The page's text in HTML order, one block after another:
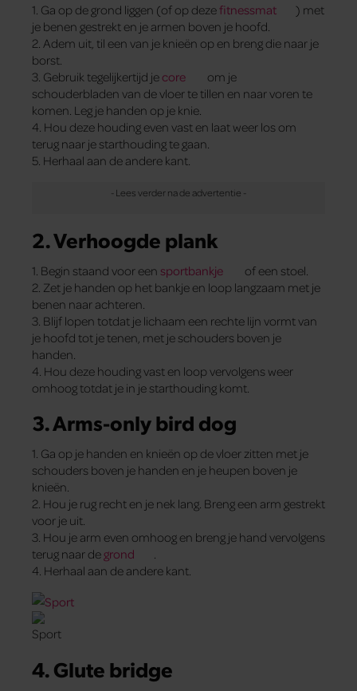
1. Ga op de grond liggen (of op dezefitnessmat
) met
je benen gestrekt en je armen boven je hoofd.
2. Adem uit, til een van je knieën op en breng die naar je
borst.
3. Gebruik tegelijkertijd jecore
om je
schouderbladen van de vloer te tillen en naar voren te
komen. Leg je handen op je knie.
4. Hou deze houding even vast en laat weer los om
terug naar je starthouding te gaan.
5. Herhaal aan de andere kant.
2. Verhoogde plank
1. Begin staand voor een sportbankje
of een stoel.
2. Zet je handen op het bankje en loop langzaam met je
benen naar achteren.
3. Blijf lopen totdat je lichaam een rechte lijn vormt van
je hoofd tot je tenen, met je schouders boven je
handen.
4. Hou deze houding vast en loop vervolgens weer
omhoog totdat je in je starthouding komt.
3. Arms-only bird dog
1. Ga op je handen en knieën op de vloer zitten met je
schouders boven je handen en je heupen boven je
knieën.
2. Hou je rug recht en je nek lang. Breng een arm gestrekt
voor je uit.
3. Hou je arm even omhoog en breng je hand vervolgens
terug naar degrond
.
4. Herhaal aan de andere kant.
4. Glute bridge